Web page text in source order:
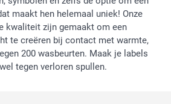
maakt hen helemaal uniek! Onze
kwaliteit zijn gemaakt om een
te creëren bij contact met warmte,
200 wasbeurten. Maak je labels
tegen verloren spullen.